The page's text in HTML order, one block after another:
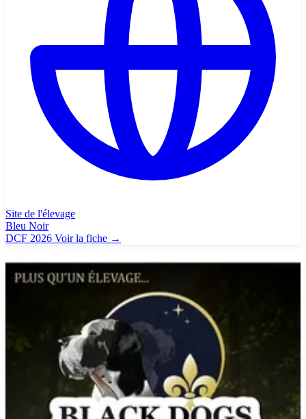
Site de l'élevage
Bleu Noir
DCF 2026 Voir la fiche →